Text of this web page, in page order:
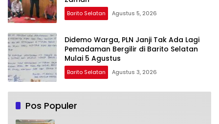
Barito Selatan Agustus 5, 2026
Didemo Warga, PLN Janji Tak Ada Lagi
Pemadaman Bergilir di Barito Selatan
Mulai 5 Agustus
Barito Selatan Agustus 3, 2026
Pos Populer